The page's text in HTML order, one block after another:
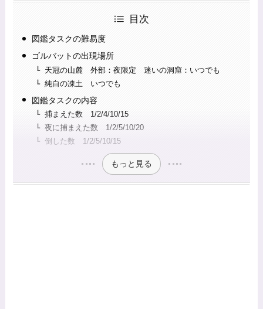
目次
図鑑タスクの難易度
ゴルバットの出現場所
天冠の山麓 外部：夜限定 迷いの洞窟：いつでも
純白の凍土 いつでも
図鑑タスクの内容
捕まえた数 1/2/4/10/15
夜に捕まえた数 1/2/5/10/20
倒した数 1/2/5/10/15
もっと見る